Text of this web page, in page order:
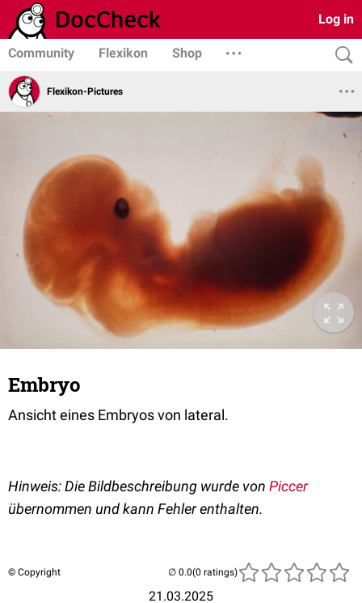
Log in
Community Flexikon Shop
Flexikon-Pictures
Embryo
Ansicht eines Embryos von lateral.
Hinweis: Die Bildbeschreibung wurde von Piccer
übernommen und kann Fehler enthalten.
© Copyright
21.03.2025
(0 ratings)